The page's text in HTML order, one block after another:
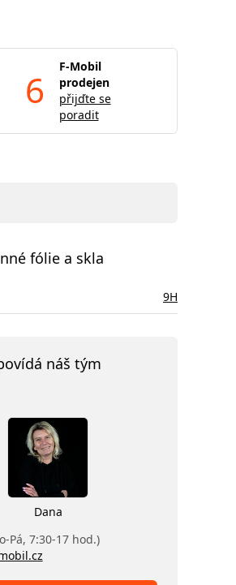
6
F-Mobil
prodejen
přijďte se
poradit
fólie a skla
9H
náš tým
Dana
Pá, 7:30-17 hod.)